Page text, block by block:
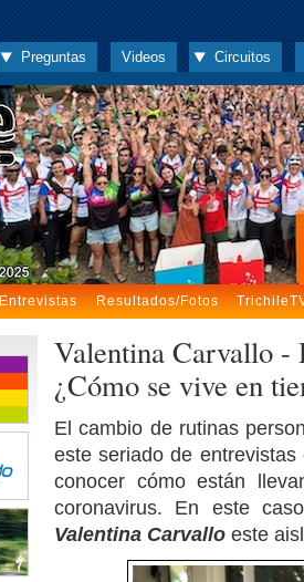
Preguntas Videos Circuitos
Entrevistas Resultados/Fotos
Valentina Carvallo -
¿Cómo se vive en
El cambio de rutinas
este seriado de
conocer cómo están
coronavirus. En este
Valentina Carvallo este